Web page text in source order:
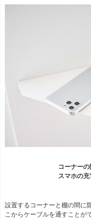
コーナー
スマホの
設置するコーナーと棚の間に
こからケーブルを通すことが